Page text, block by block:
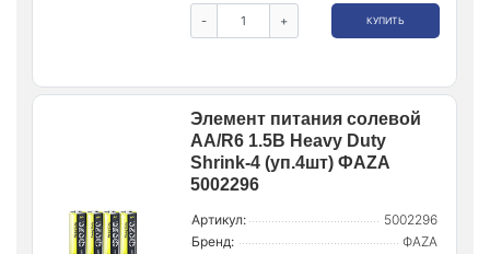
- + КУПИТЬ
Элемент питания солевой
AA/R6 1.5В Heavy Duty
Shrink-4 (уп.4шт) ФАZА
5002296
Артикул:
5002296
Бренд:
ФАZA